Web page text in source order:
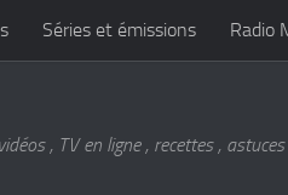
Séries et émissions Radio
, TV en ligne , recettes ,